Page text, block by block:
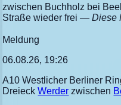
zwischen Buchholz bei
Straße wieder frei— Diese
Meldung
06.08.26, 19:26
A10 Westlicher Berliner
DreieckWerder zwischen